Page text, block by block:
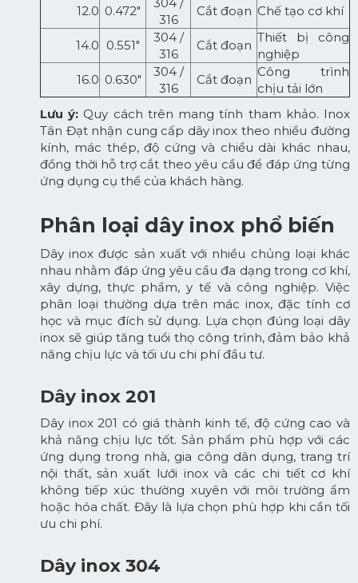
12.0 0.472"
316
Cắt đoạn Chế tạo cơ khí
14.0 0.551"
304 /
316
Cắt đoạn
Thiết bị công
nghiệp
16.0 0.630"
304 /
316
Cắt đoạn
Công trình
chịu tải lớn
Lưu ý: Quy cách trên mang tính tham khảo. Inox
Tân Đạt nhận cung cấp dây inox theo nhiều đường
kính, mác thép, độ cứng và chiều dài khác nhau,
đồng thời hỗ trợ cắt theo yêu cầu để đáp ứng từng
ứng dụng cụ thể của khách hàng.
Phân loại dây inox phổ biến
Dây inox được sản xuất với nhiều chủng loại khác
nhau nhằm đáp ứng yêu cầu đa dạng trong cơ khí,
xây dựng, thực phẩm, y tế và công nghiệp. Việc
phân loại thường dựa trên mác inox, đặc tính cơ
học và mục đích sử dụng. Lựa chọn đúng loại dây
inox sẽ giúp tăng tuổi thọ công trình, đảm bảo khả
năng chịu lực và tối ưu chi phí đầu tư.
Dây inox 201
Dây inox 201 có giá thành kinh tế, độ cứng cao và
khả năng chịu lực tốt. Sản phẩm phù hợp với các
ứng dụng trong nhà, gia công dân dụng, trang trí
nội thất, sản xuất lưới inox và các chi tiết cơ khí
không tiếp xúc thường xuyên với môi trường ẩm
hoặc hóa chất. Đây là lựa chọn phù hợp khi cần tối
ưu chi phí.
Dây inox 304